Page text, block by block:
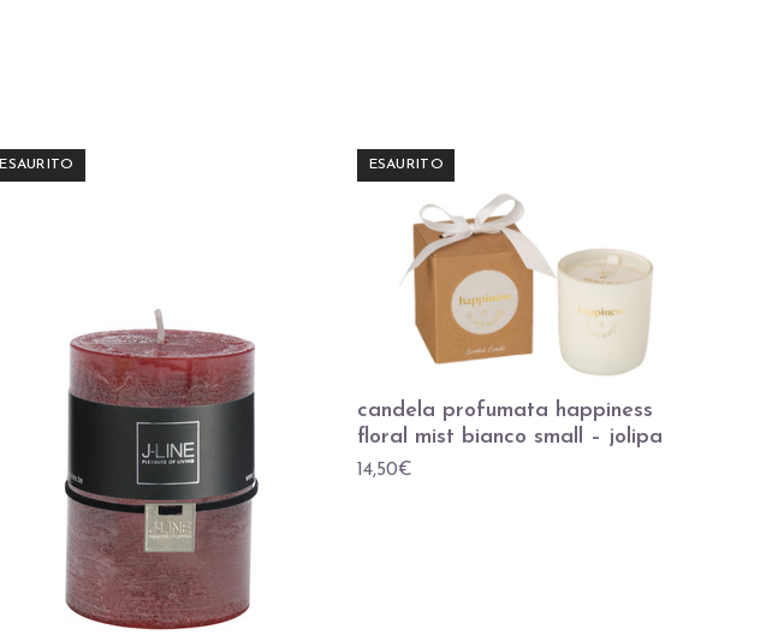
ESAURITO ESAURITO
candela profumata happiness
floral mist bianco small – jolipa
14,50€